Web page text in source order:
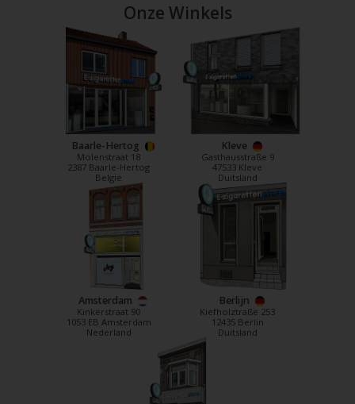
Onze Winkels
Baarle-Hertog
Molenstraat 18
2387 Baarle-Hertog
België
Kleve
Gasthausstraße 9
47533 Kleve
Duitsland
Amsterdam
Kinkerstraat 90
1053 EB Amsterdam
Nederland
Berlijn
Kiefholztraße 253
12435 Berlin
Duitsland